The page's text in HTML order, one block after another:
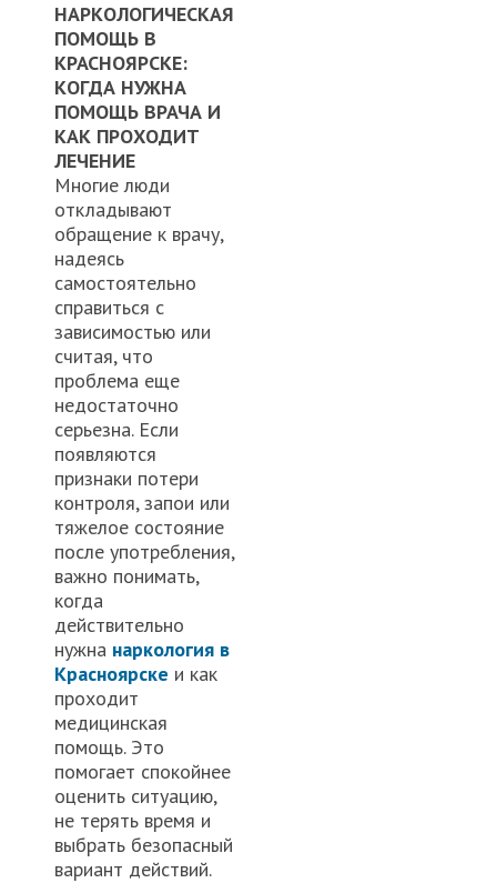
НАРКОЛОГИЧЕСКАЯ
ПОМОЩЬ В
КРАСНОЯРСКЕ:
КОГДА НУЖНА
ПОМОЩЬ ВРАЧА И
КАК ПРОХОДИТ
ЛЕЧЕНИЕ
Многие люди
откладывают
обращение к врачу,
надеясь
самостоятельно
справиться с
зависимостью или
считая, что
проблема еще
недостаточно
серьезна. Если
появляются
признаки потери
контроля, запои или
тяжелое состояние
после употребления,
важно понимать,
когда
действительно
нужна наркология в
Красноярске и как
проходит
медицинская
помощь. Это
помогает спокойнее
оценить ситуацию,
не терять время и
выбрать безопасный
вариант действий.